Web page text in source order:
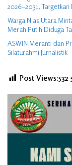
2026–2031,
Warga Nias Utara
Merah Putih Diduga
ASWIN Meranti dan
Silaturahmi Jurnalistik
Post Views:532